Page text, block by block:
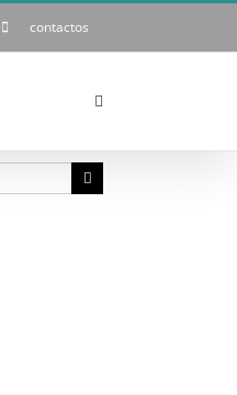
contactos